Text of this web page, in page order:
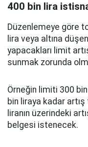
400 bin lira
Düzenlemeye göre
lira veya altına
yapacakları limit
sunmak zorunda
Örneğin limiti 300
bin liraya kadar
liranın üzerindeki
belgesi istenecek.